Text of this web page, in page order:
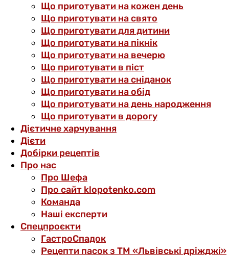
Що приготувати на кожен день
Що приготувати на свято
Що приготувати для дитини
Що приготувати на пікнік
Що приготувати на вечерю
Що приготувати в піст
Що приготувати на сніданок
Що приготувати на обід
Що приготувати на день народження
Що приготувати в дорогу
Дієтичне харчування
Дієти
Добірки рецептів
Про нас
Про Шефа
Про сайт klopotenko.com
Команда
Наші експерти
Спецпроєкти
ГастроСпадок
Рецепти пасок з ТМ «Львівські дріжджі»